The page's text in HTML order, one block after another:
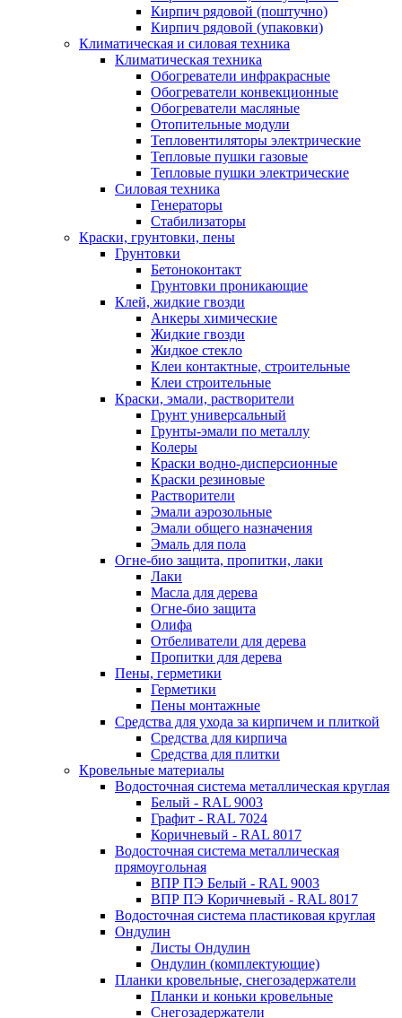
Кирпич рядовой (поштучно)
Кирпич рядовой (упаковки)
Климатическая и силовая техника
Климатическая техника
Обогреватели инфракрасные
Обогреватели конвекционные
Обогреватели масляные
Отопительные модули
Тепловентиляторы электрические
Тепловые пушки газовые
Тепловые пушки электрические
Силовая техника
Генераторы
Стабилизаторы
Краски, грунтовки, пены
Грунтовки
Бетоноконтакт
Грунтовки проникающие
Клей, жидкие гвозди
Анкеры химические
Жидкие гвозди
Жидкое стекло
Клеи контактные, строительные
Клеи строительные
Краски, эмали, растворители
Грунт универсальный
Грунты-эмали по металлу
Колеры
Краски водно-дисперсионные
Краски резиновые
Растворители
Эмали аэрозольные
Эмали общего назначения
Эмаль для пола
Огне-био защита, пропитки, лаки
Лаки
Масла для дерева
Огне-био защита
Олифа
Отбеливатели для дерева
Пропитки для дерева
Пены, герметики
Герметики
Пены монтажные
Средства для ухода за кирпичем и плиткой
Средства для кирпича
Средства для плитки
Кровельные материалы
Водосточная система металлическая круглая
Белый - RAL 9003
Графит - RAL 7024
Коричневый - RAL 8017
Водосточная система металлическая
прямоугольная
ВПР ПЭ Белый - RAL 9003
ВПР ПЭ Коричневый - RAL 8017
Водосточная система пластиковая круглая
Ондулин
Листы Ондулин
Ондулин (комплектующие)
Планки кровельные, снегозадержатели
Планки и коньки кровельные
Снегозадержатели